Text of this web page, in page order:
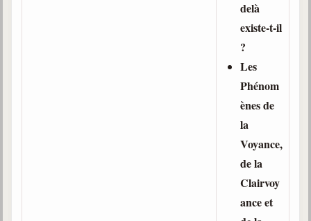
delà
existe-t-il
?
Les
Phénom
ènes de
la
Voyance,
de la
Clairvoy
ance et